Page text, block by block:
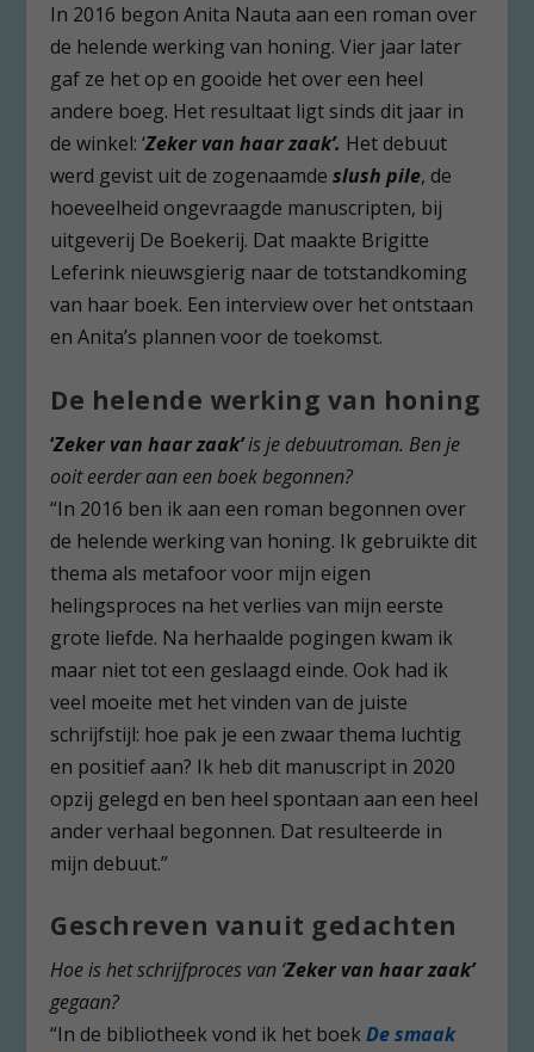
In 2016 begon Anita Nauta aan een roman over
de helende werking van honing. Vier jaar later
gaf ze het op en gooide het over een heel
andere boeg. Het resultaat ligt sinds dit jaar in
de winkel: ‘Zeker van haar zaak’. Het debuut
werd gevist uit de zogenaamdeslush pile, de
hoeveelheid ongevraagde manuscripten, bij
uitgeverij De Boekerij. Dat maakte Brigitte
Leferink nieuwsgierig naar de totstandkoming
van haar boek. Een interview over het ontstaan
en Anita’s plannen voor de toekomst.
De helende werking van honing
‘Zeker van haar zaak’is je debuutroman. Ben je
ooit eerder aan een boek begonnen?
“In 2016 ben ik aan een roman begonnen over
de helende werking van honing. Ik gebruikte dit
thema als metafoor voor mijn eigen
helingsproces na het verlies van mijn eerste
grote liefde. Na herhaalde pogingen kwam ik
maar niet tot een geslaagd einde. Ook had ik
veel moeite met het vinden van de juiste
schrijfstijl: hoe pak je een zwaar thema luchtig
en positief aan? Ik heb dit manuscript in 2020
opzij gelegd en ben heel spontaan aan een heel
ander verhaal begonnen. Dat resulteerde in
mijn debuut.”
Geschreven vanuit gedachten
Hoe is het schrijfproces van ‘Zeker van haar zaak’
gegaan?
“In de bibliotheek vond ik het boekDe smaak